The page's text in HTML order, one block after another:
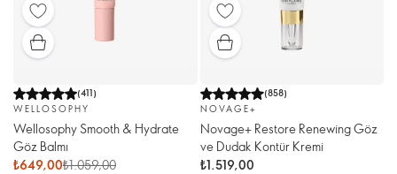
(411)
WELLOSOPHY
Wellosophy Smooth & Hydrate
Göz Balmı
₺649,00₺1.059,00
(858)
NOVAGE+
Novage+ Restore Renewing Göz
ve Dudak Kontür Kremi
₺1.519,00